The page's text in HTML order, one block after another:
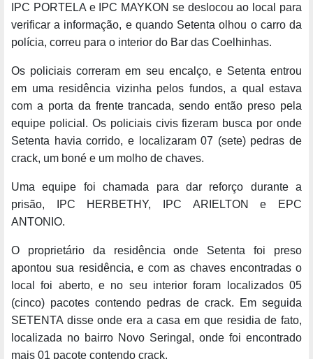
IPC PORTELA e IPC MAYKON se deslocou ao local para
verificar a informação, e quando Setenta olhou o carro da
polícia, correu para o interior do Bar das Coelhinhas.
Os policiais correram em seu encalço, e Setenta entrou
em uma residência vizinha pelos fundos, a qual estava
com a porta da frente trancada, sendo então preso pela
equipe policial. Os policiais civis fizeram busca por onde
Setenta havia corrido, e localizaram 07 (sete) pedras de
crack, um boné e um molho de chaves.
Uma equipe foi chamada para dar reforço durante a
prisão, IPC HERBETHY, IPC ARIELTON e EPC
ANTONIO.
O proprietário da residência onde Setenta foi preso
apontou sua residência, e com as chaves encontradas o
local foi aberto, e no seu interior foram localizados 05
(cinco) pacotes contendo pedras de crack. Em seguida
SETENTA disse onde era a casa em que residia de fato,
localizada no bairro Novo Seringal, onde foi encontrado
mais 01 pacote contendo crack.